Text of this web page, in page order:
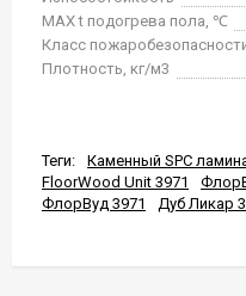
MAX t подогрева пола, ℃
Класс
Плотность, кг/м3
Теги:
Каменный SPC
FloorWood Unit 3971
ФлорВуд 3971
Дуб Ликар